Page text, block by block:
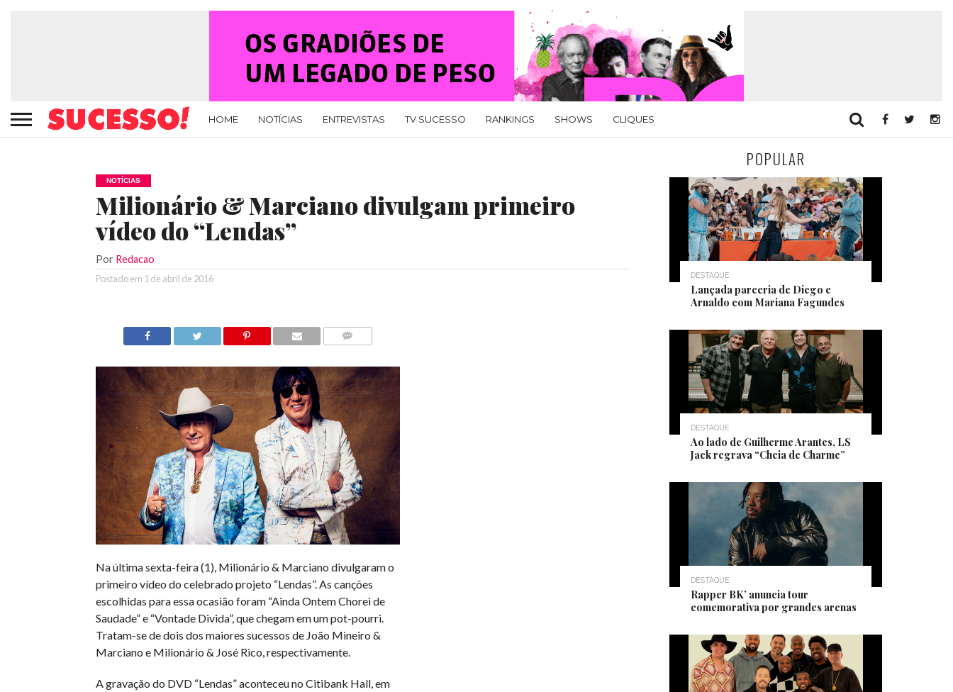
HOME NOTÍCIAS ENTREVISTAS TV SUCESSO RANKINGS SHOWS CLIQUES
NOTÍCIAS
Milionário & Marciano divulgam primeiro
vídeo do “Lendas”
Por Redacao
Postado em 1 de abril de 2016
Na última sexta-feira (1), Milionário & Marciano divulgaram o
primeiro vídeo do celebrado projeto “Lendas”. As canções
escolhidas para essa ocasião foram “Ainda Ontem Chorei de
Saudade” e “Vontade Divida”, que chegam em um pot-pourri.
Tratam-se de dois dos maiores sucessos de João Mineiro &
Marciano e Milionário & José Rico, respectivamente.
A gravação do DVD “Lendas” aconteceu no Citibank Hall, em
POPULAR
DESTAQUE
Lançada parceria de Diego e
Arnaldo com Mariana Fagundes
DESTAQUE
Ao lado de Guilherme Arantes, LS
Jack regrava “Cheia de Charme”
DESTAQUE
Rapper BK’ anuncia tour
comemorativa por grandes arenas